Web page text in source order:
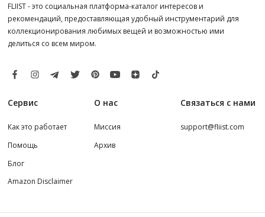
FLIIST - это социальная платформа-каталог интересов и
рекомендаций, предоставляющая удобный инструментарий для
коллекционирования любимых вещей и возможностью ими
делиться со всем миром.
Сервис
Как это работает
Помощь
Блог
Amazon Disclaimer
О нас
Миссия
Архив
Связаться с нами
support@fliist.com